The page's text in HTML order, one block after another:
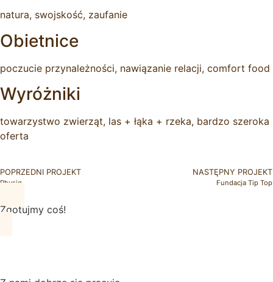
natura, swojskość, zaufanie
Obietnice
poczucie przynależności, nawiązanie relacji, comfort food
Wyróżniki
towarzystwo zwierząt, las + łąka + rzeka, bardzo szeroka
oferta
POPRZEDNI PROJEKT
Physiq
NASTĘPNY PROJEKT
Fundacja Tip Top
Zgotujmy coś!